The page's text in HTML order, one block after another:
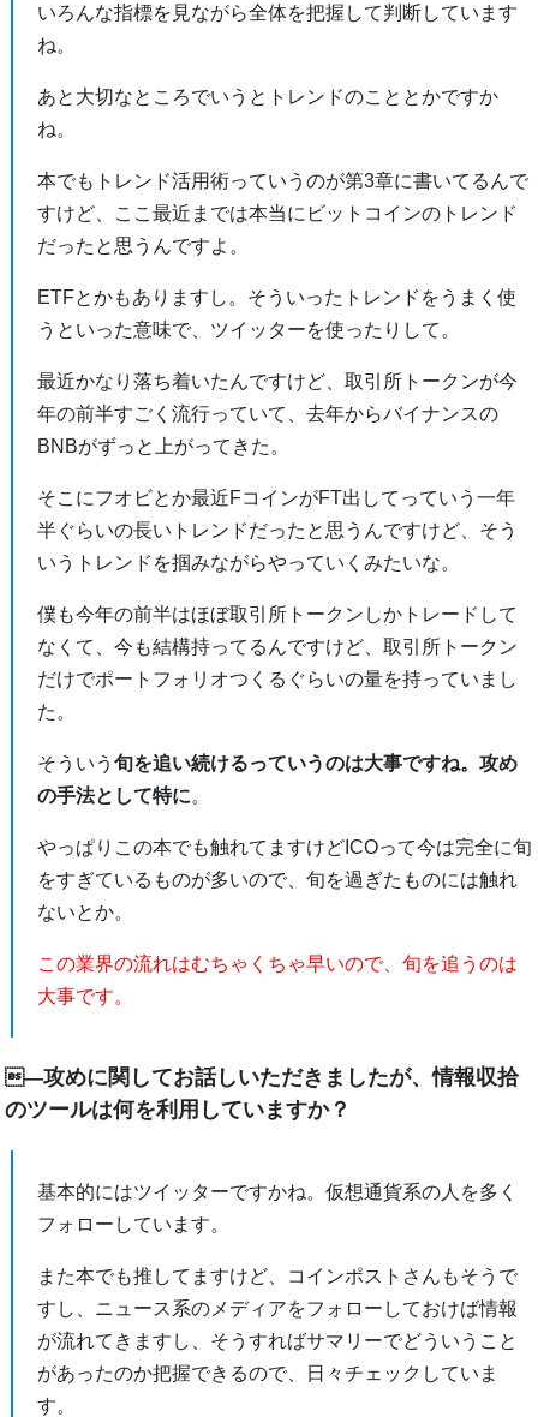
いろんな指標を見ながら全体を把握して判断しています
ね。
あと大切なところでいうとトレンドのこととかですか
ね。
本でもトレンド活用術っていうのが第3章に書いてるんで
すけど、ここ最近までは本当にビットコインのトレンド
だったと思うんですよ。
ETFとかもありますし。そういったトレンドをうまく使
うといった意味で、ツイッターを使ったりして。
最近かなり落ち着いたんですけど、取引所トークンが今
年の前半すごく流行っていて、去年からバイナンスの
BNBがずっと上がってきた。
そこにフオビとか最近FコインがFT出してっていう一年
半ぐらいの長いトレンドだったと思うんですけど、そう
いうトレンドを掴みながらやっていくみたいな。
僕も今年の前半はほぼ取引所トークンしかトレードして
なくて、今も結構持ってるんですけど、取引所トークン
だけでポートフォリオつくるぐらいの量を持っていまし
た。
そういう旬を追い続けるっていうのは大事ですね。攻め
の手法として特に。
やっぱりこの本でも触れてますけどICOって今は完全に旬
をすぎているものが多いので、旬を過ぎたものには触れ
ないとか。
この業界の流れはむちゃくちゃ早いので、旬を追うのは
大事です。
―攻めに関してお話しいただきましたが、情報収拾
のツールは何を利用していますか？
基本的にはツイッターですかね。仮想通貨系の人を多く
フォローしています。
また本でも推してますけど、コインポストさんもそうで
すし、ニュース系のメディアをフォローしておけば情報
が流れてきますし、そうすればサマリーでどういうこと
があったのか把握できるので、日々チェックしていま
す。